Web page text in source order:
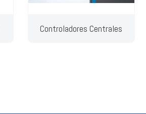
Controladores Centrales